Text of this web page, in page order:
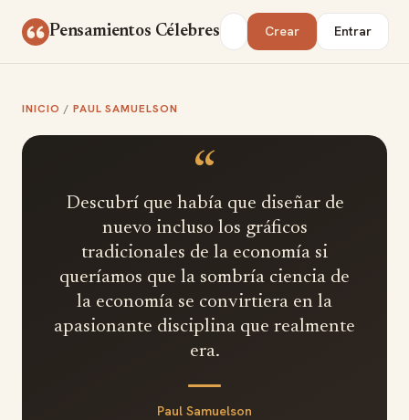
Pensamientos Célebres Buscar Crear Entrar
INICIO / PAUL SAMUELSON
“
Descubrí que había que diseñar de
nuevo incluso los gráficos
tradicionales de la economía si
queríamos que la sombría ciencia de
la economía se convirtiera en la
apasionante disciplina que realmente
era.
Paul Samuelson